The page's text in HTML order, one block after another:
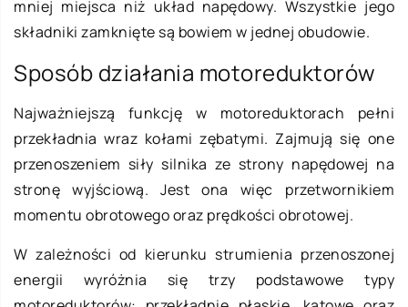
mniej miejsca niż układ napędowy. Wszystkie jego
składniki zamknięte są bowiem w jednej obudowie.
Sposób działania motoreduktorów
Najważniejszą funkcję w motoreduktorach pełni
przekładnia wraz kołami zębatymi. Zajmują się one
przenoszeniem siły silnika ze strony napędowej na
stronę wyjściową. Jest ona więc przetwornikiem
momentu obrotowego oraz prędkości obrotowej.
W zależności od kierunku strumienia przenoszonej
energii wyróżnia się trzy podstawowe typy